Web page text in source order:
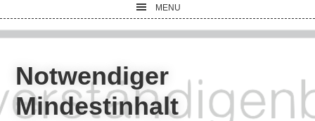
MENU
Notwendiger
Mindestinhalt